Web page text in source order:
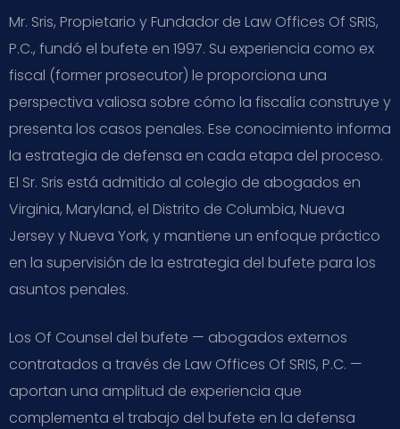
Mr. Sris, Propietario y Fundador de Law Offices Of SRIS,
P.C., fundó el bufete en 1997. Su experiencia como ex
fiscal (former prosecutor) le proporciona una
perspectiva valiosa sobre cómo la fiscalía construye y
presenta los casos penales. Ese conocimiento informa
la estrategia de defensa en cada etapa del proceso.
El Sr. Sris está admitido al colegio de abogados en
Virginia, Maryland, el Distrito de Columbia, Nueva
Jersey y Nueva York, y mantiene un enfoque práctico
en la supervisión de la estrategia del bufete para los
asuntos penales.
Los Of Counsel del bufete — abogados externos
contratados a través de Law Offices Of SRIS, P.C. —
aportan una amplitud de experiencia que
complementa el trabajo del bufete en la defensa